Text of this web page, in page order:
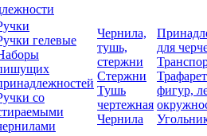
гелевые
со
Чернила,
тушь,
стержни
Стержни
Тушь
чертежная
Чернила
для
фигур,